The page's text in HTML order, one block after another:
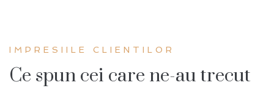
IMPRESIILE CLIENTILOR
Ce spun cei care ne-au trecut